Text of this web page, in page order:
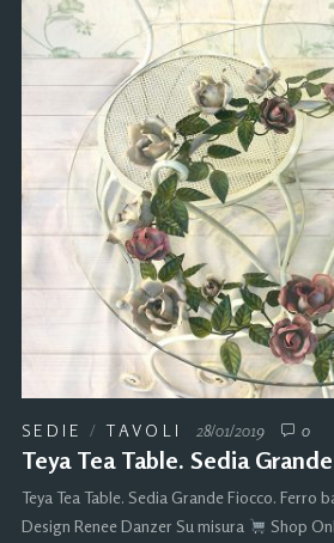
SEDIE /TAVOLI 28/01/2019 0
Teya Tea Table. Sedia
Teya Tea Table. Sedia Grande Fiocco. Ferro
Design Renee Danzer Su misura
Shop